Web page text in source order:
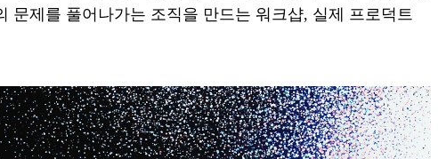
제를 풀어나가는 조직을 만드는 워크샵, 실제 프로덕트